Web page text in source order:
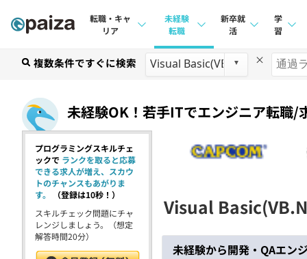
転職・キャ
リア
求人検索
転職エージェント
未経験
転職
求人検索
新卒就
活
求人検索
インターン
新卒エージェント
インタビュー
就活成功ガイド
学
習
講座
ナレ
プラン
個人
複数条件ですぐに検索 ×
未経験OK！若手ITでエンジニア転職/
Visual
未経験から開発・QAエン
プログラミングスキルチェ
ックで ランクを取ると応募
できる求人が増え、スカウ
トのチャンスもあがりま
す。
（登録は10秒！）
スキルチェック問題にチャ
レンジしましょう。（想定
解答時間20分）